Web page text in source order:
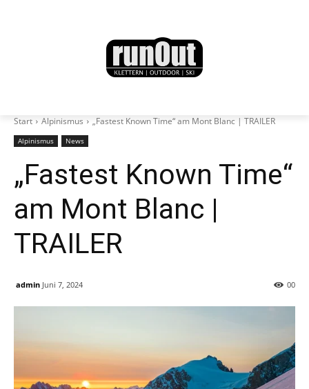
Start Alpinismus „Fastest Known Time“ am Mont Blanc | TRAILER
Alpinismus News
„Fastest Known Time“
am Mont Blanc |
TRAILER
admin Juni 7, 2024 0
0